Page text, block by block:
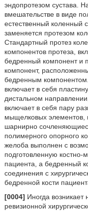
эндопротезом сустава.
вмешательстве в виде
естественный коленный
заменяется протезом
Стандартный протез
компонентов протеза,
бедренный компонент и
компонент,
бедренным
включает в себя
дистальном
включает в себя пару
мыщелковых элементов,
шарнирно
полимерного опорного
желоба выполнен с
подготовленную костно-
пациента, а бедренный
соединения с
бедренной кости
[0004] Иногда
ревизионной